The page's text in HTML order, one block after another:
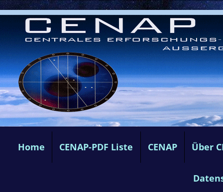
Home CENAP-PDF Liste CENAP Über